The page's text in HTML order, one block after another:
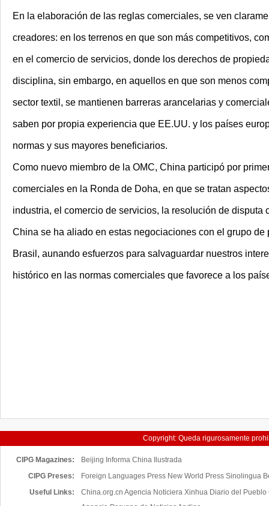
En la elaboración de las reglas comerciales, se ven
creadores: en los terrenos en que son más competitivos,
en el comercio de servicios, donde los derechos de
disciplina, sin embargo, en aquellos en que son menos
sector textil, se mantienen barreras arancelarias y
saben por propia experiencia que EE.UU. y los países
normas y sus mayores beneficiarios.
Como nuevo miembro de la OMC, China participó por
comerciales en la Ronda de Doha, en que se tratan
industria, el comercio de servicios, la resolución de disputa
China se ha aliado en estas negociaciones con el grupo
Brasil, aunando esfuerzos para salvaguardar nuestros
histórico en las normas comerciales que favorece a los
Copyright: Queda rigurosamente
CIPG Magazines: Beijing Informa China Ilustrada
CIPG Preses:
Foreign Languages Press New World Press Sinolingua
Useful Links:
China.org.cn Agencia Noticiera Xinhua Diario del Pueblo